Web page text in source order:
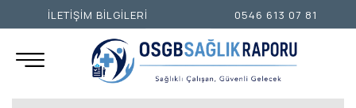
İLETİŞİM BİLGİLERİ 0546 613 07 81